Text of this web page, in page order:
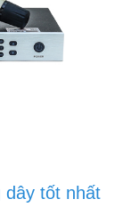
dây tốt nhất